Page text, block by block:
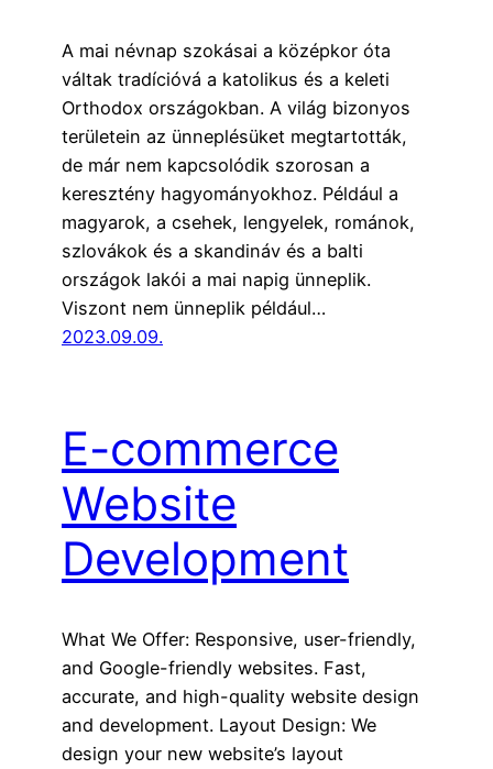
A mai névnap szokásai a középkor óta
váltak tradícióvá a katolikus és a keleti
Orthodox országokban. A világ bizonyos
területein az ünneplésüket megtartották,
de már nem kapcsolódik szorosan a
keresztény hagyományokhoz. Például a
magyarok, a csehek, lengyelek, románok,
szlovákok és a skandináv és a balti
országok lakói a mai napig ünneplik.
Viszont nem ünneplik például…
2023.09.09.
E-commerce
Website
Development
What We Offer: Responsive, user-friendly,
and Google-friendly websites. Fast,
accurate, and high-quality website design
and development. Layout Design: We
design your new website’s layout